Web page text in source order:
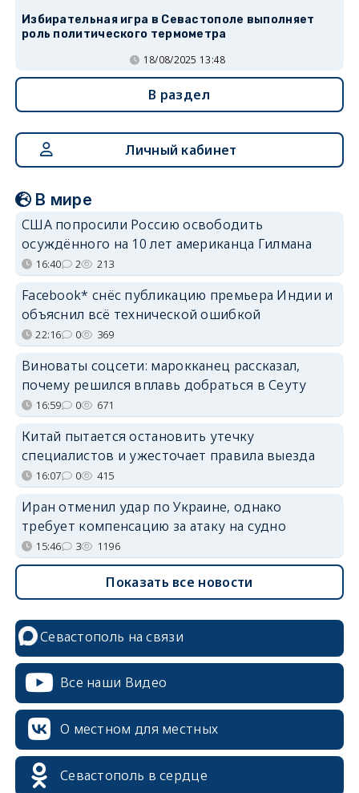
Избирательная игра в Севастополе выполняет
роль политического термометра
18/08/2025 13:48
В раздел
Личный кабинет
В мире
США попросили Россию освободить
осуждённого на 10 лет американца Гилмана
16:40 2 213
Facebook* снёс публикацию премьера Индии и
объяснил всё технической ошибкой
22:16 0 369
Виноваты соцсети: марокканец рассказал,
почему решился вплавь добраться в Сеуту
16:59 0 671
Китай пытается остановить утечку
специалистов и ужесточает правила выезда
16:07 0 415
Иран отменил удар по Украине, однако
требует компенсацию за атаку на судно
15:46 3 1196
Показать все новости
Севастополь на связи
Все наши Видео
О местном для местных
Севастополь в сердце